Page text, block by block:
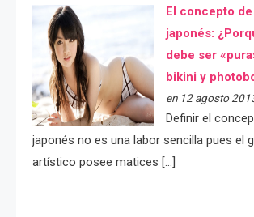
El concepto
japonés:
debe ser
bikini y
en 12 agosto
Definir el
japonés no es una labor sencilla pues el
artístico posee matices […]